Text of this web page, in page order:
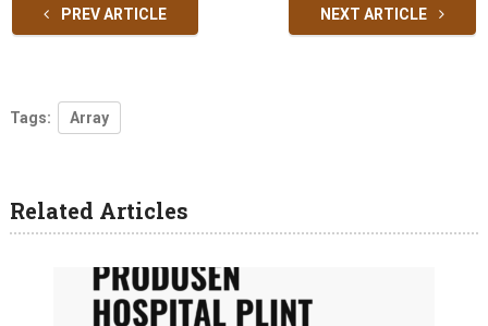
PREV ARTICLE NEXT ARTICLE
Tags: Array
Related Articles